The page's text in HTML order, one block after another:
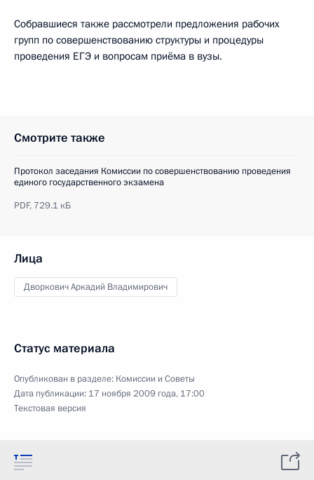
Собравшиеся также рассмотрели предложения рабочих
групп по совершенствованию структуры и процедуры
проведения ЕГЭ и вопросам приёма в вузы.
Смотрите также
Протокол заседания Комиссии по совершенствованию проведения
единого государственного экзамена
PDF, 729.1 кБ
Лица
Дворкович Аркадий Владимирович
Статус материала
Опубликован в разделе: Комиссии и Советы
Дата публикации: 17 ноября 2009 года, 17:00
Текстовая версия